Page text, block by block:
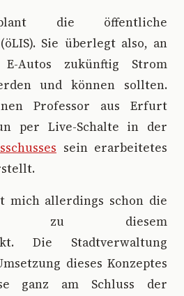
die öffentliche
Sie überlegt also, an
Autos zukünftig Strom
und können sollten.
Professor aus Erfurt
per Live-Schalte in der
sein erarbeitetes
mich allerdings schon die
diesem
Die Stadtverwaltung
dieses Konzeptes
ganz am Schluss der